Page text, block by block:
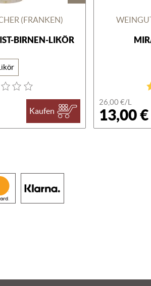
(FRANKEN)
BIRNEN-LIKÖR
Kaufen
26,00 €/L
13,00 €